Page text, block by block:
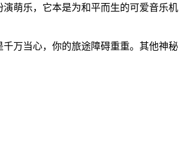
萌乐，它本是为和平而生的可爱音乐机
万当心，你的旅途障碍重重。其他神秘